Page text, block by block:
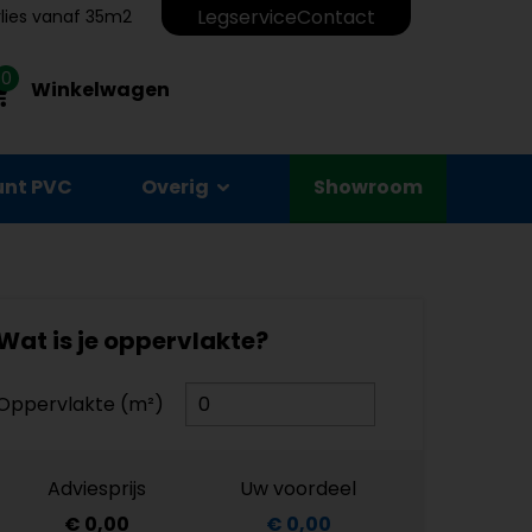
vanaf 35m2 LegserviceContact
0 Winkelwagen
PVC Overig Showroom
is je oppervlakte?
(m²)
Adviesprijs
€ 0,00
Uw voordeel
€ 0,00